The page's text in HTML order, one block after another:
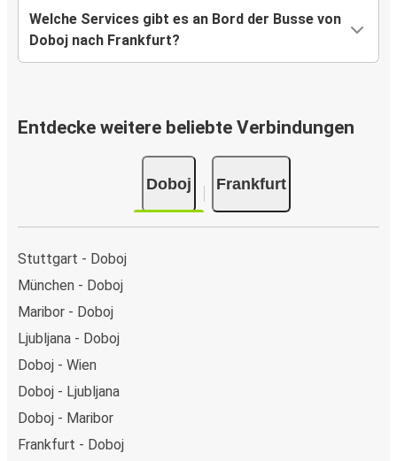
Welche Services gibt es an Bord der Busse von
Doboj nach Frankfurt?
Entdecke weitere beliebte Verbindungen
Doboj Frankfurt
Stuttgart - Doboj
München - Doboj
Maribor - Doboj
Ljubljana - Doboj
Doboj - Wien
Doboj - Ljubljana
Doboj - Maribor
Frankfurt - Doboj